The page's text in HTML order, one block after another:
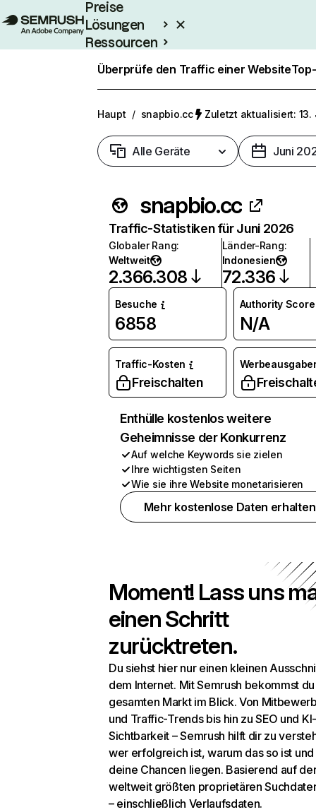
Preise
Lösungen
Ressourcen
Enterprise
Überprüfe den Traffic einer Website
Haupt / snapbio.cc Zuletzt aktualisiert: 13.
Alle Geräte Juni
snapbio.cc
Traffic-Statistiken für Juni 2026
Globaler Rang:
Weltweit
2.366.308
Länder-Rang:
Indonesien
72.336
Besuche
6858
Authority Score
N/A
Traffic-Kosten
Freischalten
Enthülle kostenlos weitere
Geheimnisse der Konkurrenz
Auf welche Keywords sie zielen
Ihre wichtigsten Seiten
Wie sie ihre Website monetarisieren
Mehr kostenlose Daten erhalten
Moment! Lass uns
einen Schritt
zurücktreten.
Du siehst hier nur einen kleinen
dem Internet. Mit Semrush bekommst
gesamten Markt im Blick. Von
und Traffic-Trends bis hin zu SEO und KI-
Sichtbarkeit – Semrush hilft dir zu
wer erfolgreich ist, warum das so ist
deine Chancen liegen. Basierend auf
weltweit größten proprietären
– einschließlich Verlaufsdaten.